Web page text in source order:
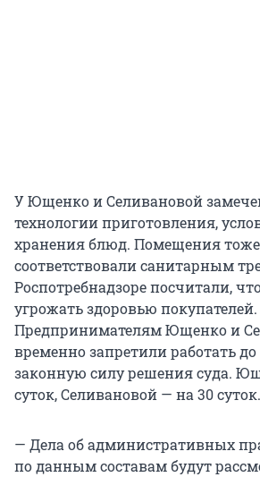
У Ющенко и Селивановой
технологии приготовления,
хранения блюд. Помещения
соответствовали санитарным
Роспотребнадзоре посчитали,
угрожать здоровью покупателей.
Предпринимателям Ющенко и
временно запретили работать
законную силу решения суда.
суток, Селивановой — на 30 суток.
— Дела об административных
по данным составам будут